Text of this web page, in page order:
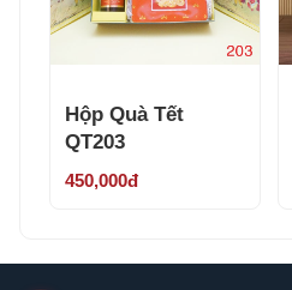
Hộp Quà Tết
QT203
450,000đ